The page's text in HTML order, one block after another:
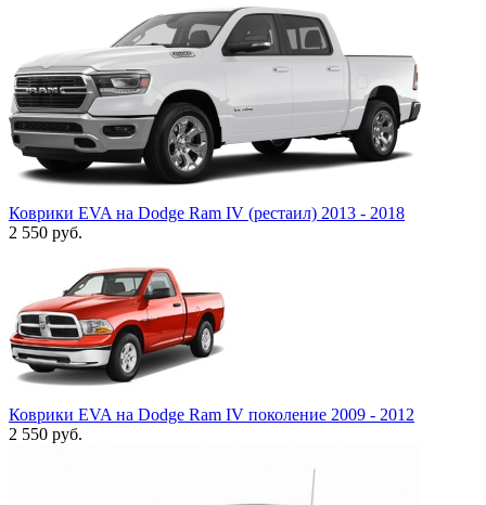
Коврики EVA на Dodge Ram IV (рестаил) 2013 - 2018
2 550 руб.
Коврики EVA на Dodge Ram IV поколение 2009 - 2012
2 550 руб.